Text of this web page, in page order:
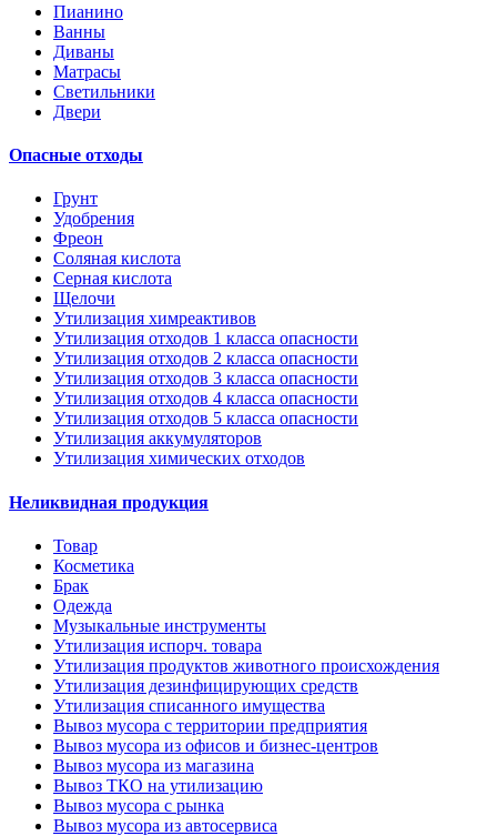
Пианино
Ванны
Диваны
Матрасы
Светильники
Двери
Опасные отходы
Грунт
Удобрения
Фреон
Соляная кислота
Серная кислота
Щелочи
Утилизация химреактивов
Утилизация отходов 1 класса опасности
Утилизация отходов 2 класса опасности
Утилизация отходов 3 класса опасности
Утилизация отходов 4 класса опасности
Утилизация отходов 5 класса опасности
Утилизация аккумуляторов
Утилизация химических отходов
Неликвидная продукция
Товар
Косметика
Брак
Одежда
Музыкальные инструменты
Утилизация испорч. товара
Утилизация продуктов животного происхождения
Утилизация дезинфицирующих средств
Утилизация списанного имущества
Вывоз мусора с территории предприятия
Вывоз мусора из офисов и бизнес-центров
Вывоз мусора из магазина
Вывоз ТКО на утилизацию
Вывоз мусора с рынка
Вывоз мусора из автосервиса